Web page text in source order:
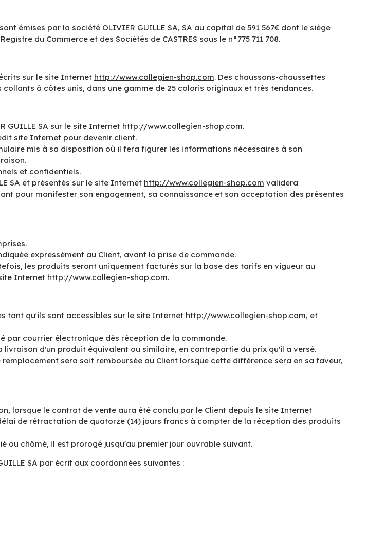
sont émises par la société OLIVIER GUILLE SA, SA au capital de 591 567€ dont le siège
du Commerce et des Sociétés de CASTRES sous le n°775 711 708.
sur le site Internet http://www.collegien-shop.com. Des chaussons-chaussettes
à côtes unis, dans une gamme de 25 coloris originaux et très tendances.
GUILLE SA sur le site Internet http://www.collegien-shop.com.
site Internet pour devenir client.
mis à sa disposition où il fera figurer les informations nécessaires à son
et confidentiels.
SA et présentés sur le site Internet http://www.collegien-shop.com validera
pour manifester son engagement, sa connaissance et son acceptation des présentes
expressément au Client, avant la prise de commande.
les produits seront uniquement facturés sur la base des tarifs en vigueur au
Internet http://www.collegien-shop.com.
tant qu'ils sont accessibles sur le site Internet http://www.collegien-shop.com, et
par courrier électronique dès réception de la commande.
d'un produit équivalent ou similaire, en contrepartie du prix qu'il a versé.
sera soit remboursée au Client lorsque cette différence sera en sa faveur,
lorsque le contrat de vente aura été conclu par le Client depuis le site Internet
de rétractation de quatorze (14) jours francs à compter de la réception des produits
ou chômé, il est prorogé jusqu'au premier jour ouvrable suivant.
SA par écrit aux coordonnées suivantes :